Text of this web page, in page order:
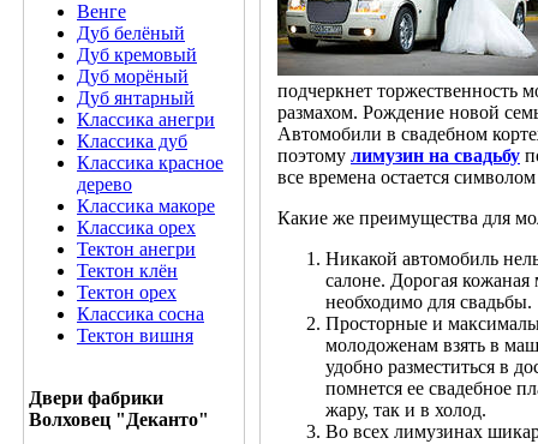
Венге
Дуб белёный
Дуб кремовый
Дуб морёный
Дуб янтарный
Классика анегри
Классика дуб
Классика красное
дерево
Классика макоре
Классика орех
Тектон анегри
Тектон клён
Тектон орех
Классика сосна
Тектон вишня
Двери фабрики
Волховец "Деканто"
подчеркнет торжественность
размахом. Рождение новой
Автомобили в свадебном
поэтому лимузин на свадьбу
все времена остается
Какие же преимущества для
Никакой автомобиль
салоне. Дорогая
необходимо для свадьбы.
Просторные и
молодоженам взять в
удобно разместиться в
помнется ее свадебное
жару, так и в холод.
Во всех лимузинах